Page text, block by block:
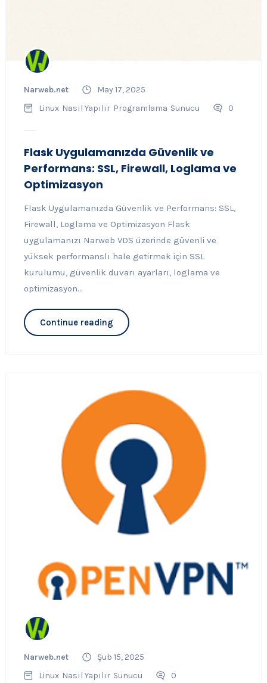
Narweb.net
May 17, 2025
Linux Nasıl Yapılır Programlama Sunucu 0
Flask Uygulamanızda Güvenlik ve
Performans: SSL, Firewall, Loglama ve
Optimizasyon
Flask Uygulamanızda Güvenlik ve Performans: SSL,
Firewall, Loglama ve Optimizasyon Flask
uygulamanızı Narweb VDS üzerinde güvenli ve
yüksek performanslı hale getirmek için SSL
kurulumu, güvenlik duvarı ayarları, loglama ve
optimizasyon...
Continue reading
Narweb.net
Şub 15, 2025
Linux Nasıl Yapılır Sunucu 0